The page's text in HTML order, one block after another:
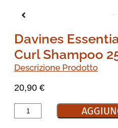
Davines
Curl Shampoo
Descrizione Prodotto
20,90 €